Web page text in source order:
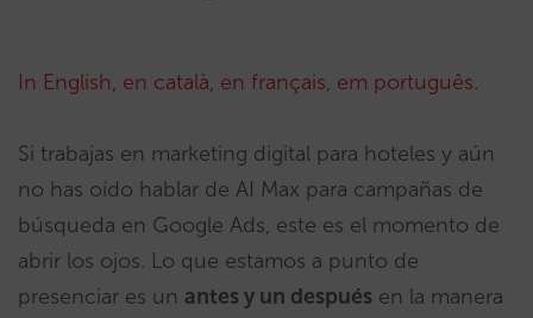
In English, en català, en français, em português.
Si trabajas en marketing digital para hoteles y aún
no has oído hablar de AI Max para campañas de
búsqueda en Google Ads, este es el momento de
abrir los ojos. Lo que estamos a punto de
presenciar es un antes y un después en la manera